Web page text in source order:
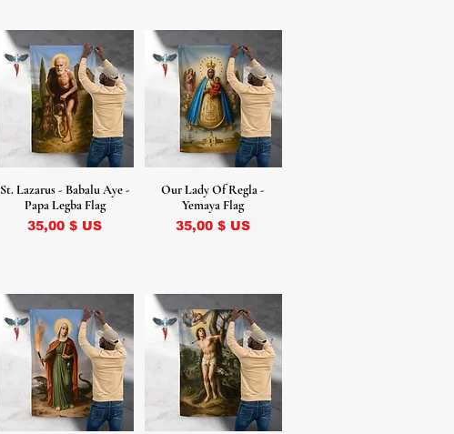
St. Lazarus - Babalu Aye -
Papa Legba Flag
Prix
35,00 $ US
Our Lady Of Regla -
Yemaya Flag
Prix
35,00 $ US